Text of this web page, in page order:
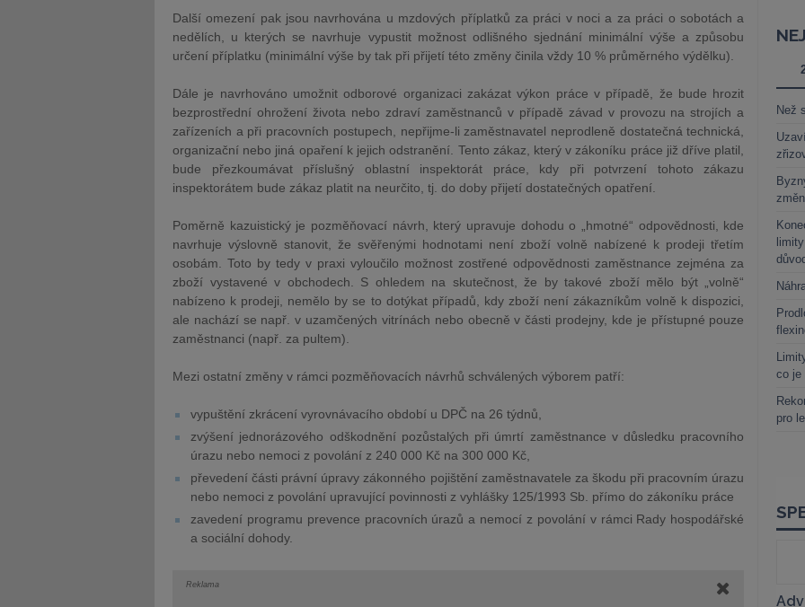
Další omezení pak jsou navrhována u mzdových příplatků za práci v noci a za práci o sobotách a
nedělích, u kterých se navrhuje vypustit možnost odlišného sjednání minimální výše a způsobu
určení příplatku (minimální výše by tak při přijetí této změny činila vždy 10 % průměrného výdělku).
Dále je navrhováno umožnit odborové organizaci zakázat výkon práce v případě, že bude hrozit
bezprostřední ohrožení života nebo zdraví zaměstnanců v případě závad v provozu na strojích a
zařízeních a při pracovních postupech, nepřijme-li zaměstnavatel neprodleně dostatečná technická,
organizační nebo jiná opaření k jejich odstranění. Tento zákaz, který v zákoníku práce již dříve platil,
bude přezkoumávat příslušný oblastní inspektorát práce, kdy při potvrzení tohoto zákazu
inspektorátem bude zákaz platit na neurčito, tj. do doby přijetí dostatečných opatření.
Poměrně kazuistický je pozměňovací návrh, který upravuje dohodu o „hmotné“ odpovědnosti, kde
navrhuje výslovně stanovit, že svěřenými hodnotami není zboží volně nabízené k prodeji třetím
osobám. Toto by tedy v praxi vyloučilo možnost zostřené odpovědnosti zaměstnance zejména za
zboží vystavené v obchodech. S ohledem na skutečnost, že by takové zboží mělo být „volně“
nabízeno k prodeji, nemělo by se to dotýkat případů, kdy zboží není zákazníkům volně k dispozici,
ale nachází se např. v uzamčených vitrínách nebo obecně v části prodejny, kde je přístupné pouze
zaměstnanci (např. za pultem).
Mezi ostatní změny v rámci pozměňovacích návrhů schválených výborem patří:
vypuštění zkrácení vyrovnávacího období u DPČ na 26 týdnů,
zvýšení jednorázového odškodnění pozůstalých při úmrtí zaměstnance v důsledku pracovního
úrazu nebo nemoci z povolání z 240 000 Kč na 300 000 Kč,
převedení části právní úpravy zákonného pojištění zaměstnavatele za škodu při pracovním úrazu
nebo nemoci z povolání upravující povinnosti z vyhlášky 125/1993 Sb. přímo do zákoníku práce
zavedení programu prevence pracovních úrazů a nemocí z povolání v rámci Rady hospodářské
a sociální dohody.
Reklama
Než
co je
pro